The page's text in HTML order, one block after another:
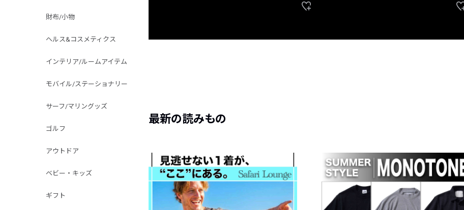
財布/小物
ヘルス&コスメティクス
インテリア/ルームアイテム
モバイル/ステーショナリー
サーフ/マリングッズ
ゴルフ
アウトドア
ベビー・キッズ
ギフト
最新の読みもの